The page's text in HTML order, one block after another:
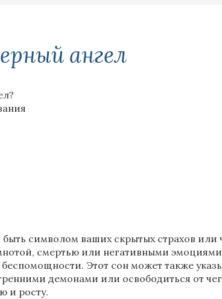
ангел
символом ваших скрытых страхов или
смертью или негативными
Этот сон может также
демонами или освободиться от
и росту.